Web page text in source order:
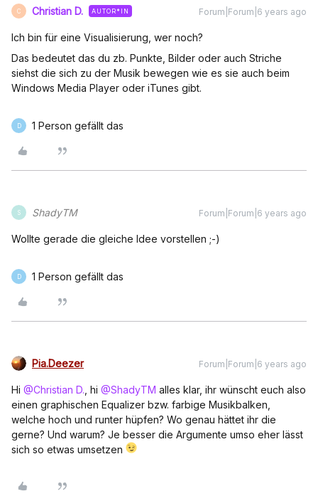
C Christian D. AUTOR*IN Forum|Forum|6 years ago
Ich bin für eine Visualisierung, wer noch?
Das bedeutet das du zb. Punkte, Bilder oder auch Striche
siehst die sich zu der Musik bewegen wie es sie auch beim
Windows Media Player oder iTunes gibt.
D 1 Person gefällt das
S ShadyTM Forum|Forum|6 years ago
Wollte gerade die gleiche Idee vorstellen ;-)
D 1 Person gefällt das
Pia.Deezer Forum|Forum|6 years ago
Hi @Christian D. , hi @ShadyTM alles klar, ihr wünscht euch also
einen graphischen Equalizer bzw. farbige Musikbalken,
welche hoch und runter hüpfen? Wo genau hättet ihr die
gerne? Und warum? Je besser die Argumente umso eher lässt
sich so etwas umsetzen